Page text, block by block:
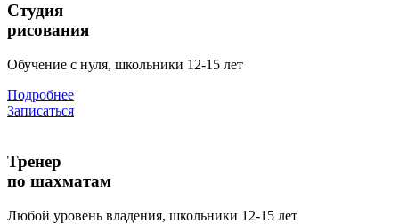
Студия
рисования
Обучение с нуля, школьники 12-15 лет
Подробнее
Записаться
Тренер
по шахматам
Любой уровень владения, школьники 12-15 лет